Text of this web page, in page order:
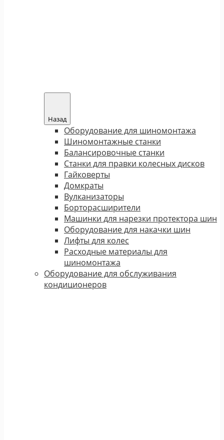
Назад
Оборудование для шиномонтажа
Шиномонтажные станки
Балансировочные станки
Станки для правки колесных дисков
Гайковерты
Домкраты
Вулканизаторы
Борторасширители
Машинки для нарезки протектора шин
Оборудование для накачки шин
Лифты для колес
Расходные материалы для
шиномонтажа
Оборудование для обслуживания
кондиционеров